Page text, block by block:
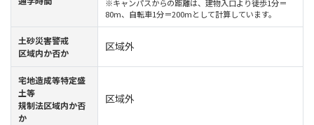
※キャンパスからの距離は、建物入口より徒歩1分＝
80m、自転車1分＝200mとして計算しています。
⼟砂災害警戒
区域内か否か
区域外
宅地造成等特定盛
土等
規制法区域内か否
か
区域外